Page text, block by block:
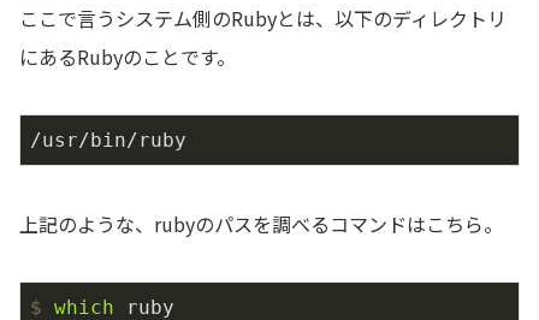
ここで言うシステム側のRubyとは、以下のディレクトリ
にあるRubyのことです。
/usr/bin/ruby
上記のような、rubyのパスを調べるコマンドはこちら。
$ which ruby